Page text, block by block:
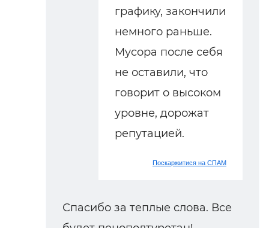
графику, закончили
немного раньше.
Мусора после себя
не оставили, что
говорит о высоком
уровне, дорожат
репутацией.
Поскаржитися на СПАМ
Спасибо за теплые слова. Все